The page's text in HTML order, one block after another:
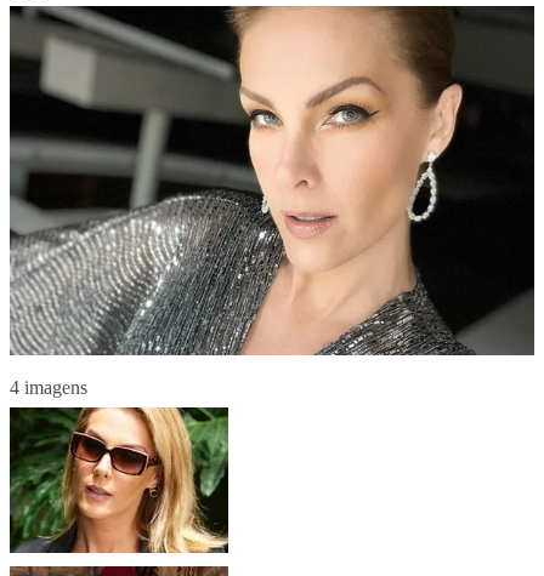
4 imagens